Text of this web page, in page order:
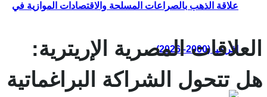
علاقة الذهب بالصراعات المسلحة والاقتصادات الموازية في
إفريقيا (2000–2026)
العلاقات المصرية الإريترية:
هل تتحول الشراكة البراغماتية